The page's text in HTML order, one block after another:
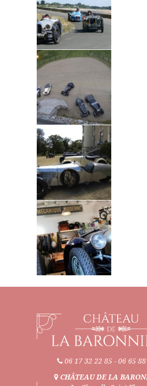
06 17 32 22 85- 06 65
CHÂTEAU DE LA